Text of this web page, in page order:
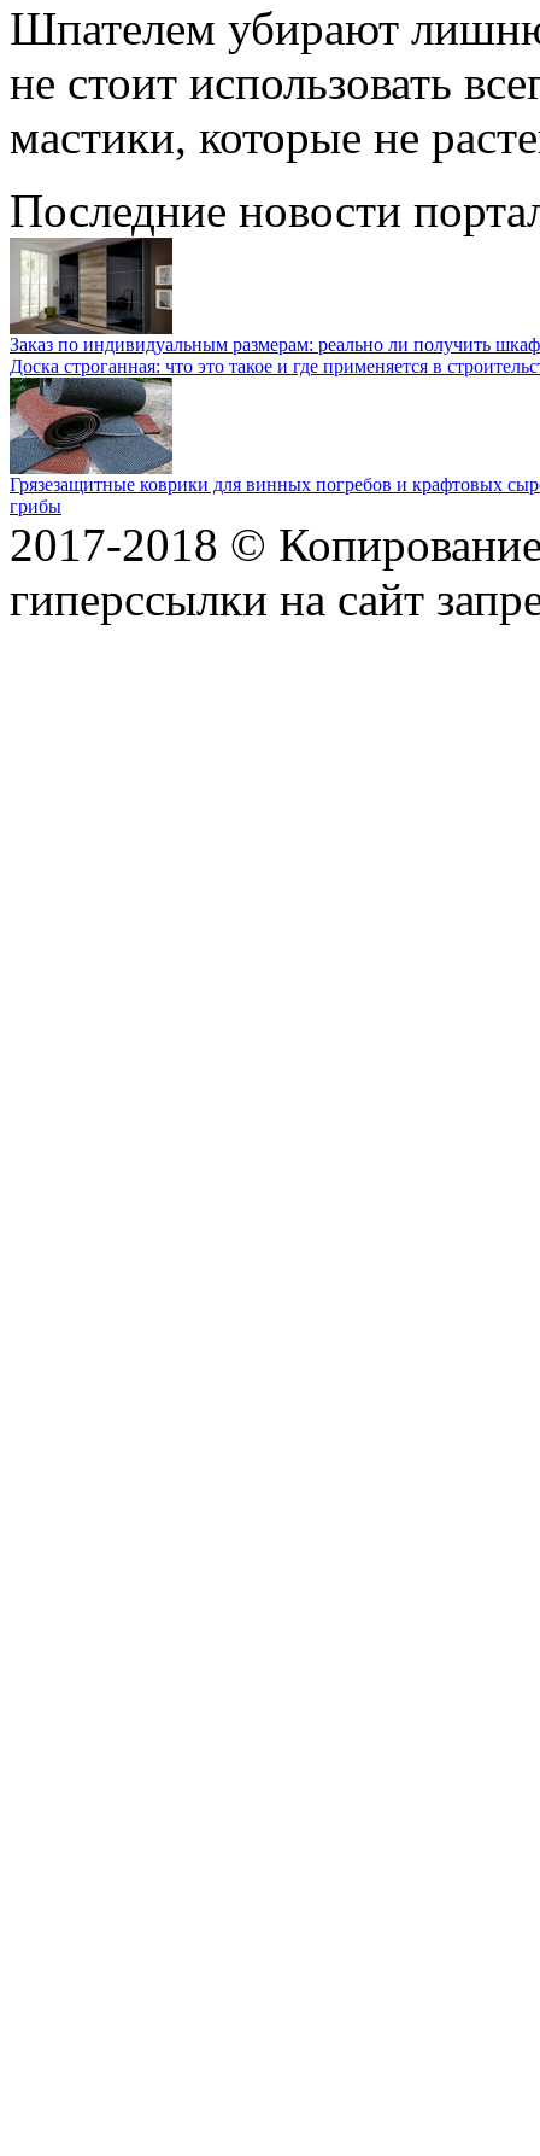
Шпателем убирают
не стоит использовать
мастики, которые не
Последние новости
Заказ по индивидуальным размерам: реально ли получить
Доска строганная: что это такое и где применяется в
Грязезащитные коврики для винных погребов и крафтовых
грибы
2017-2018 ©
гиперссылки на сайт